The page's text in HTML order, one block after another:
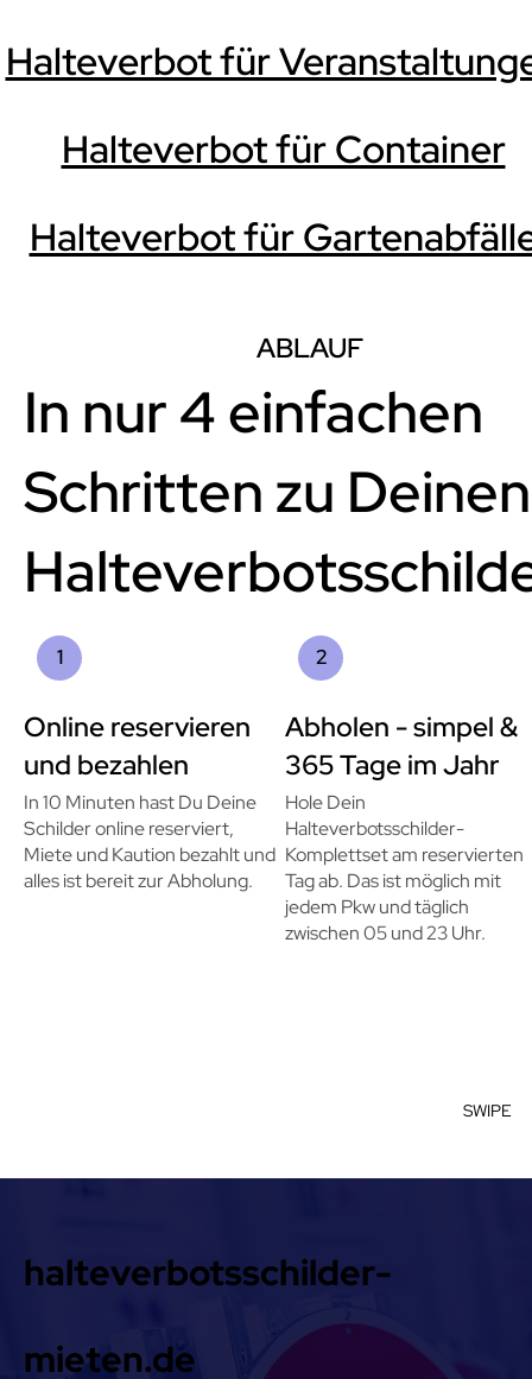
Halteverbot für
Halteverbot für Container
Halteverbot für
ABLAUF
In nur 4 einfachen
Schritten zu Deinen
1
Online reservieren
und bezahlen
In 10 Minuten hast Du Deine
Schilder online reserviert,
Miete und Kaution bezahlt und
alles ist bereit zur Abholung.
2
Abholen - simpel &
365 Tage im Jahr
Hole Dein
Halteverbotsschilder-
Komplettset am reservierten
Tag ab. Das ist möglich mit
jedem Pkw und täglich
zwischen 05 und 23 Uhr.
SWIPE
halteverbotsschilder-
mieten.de